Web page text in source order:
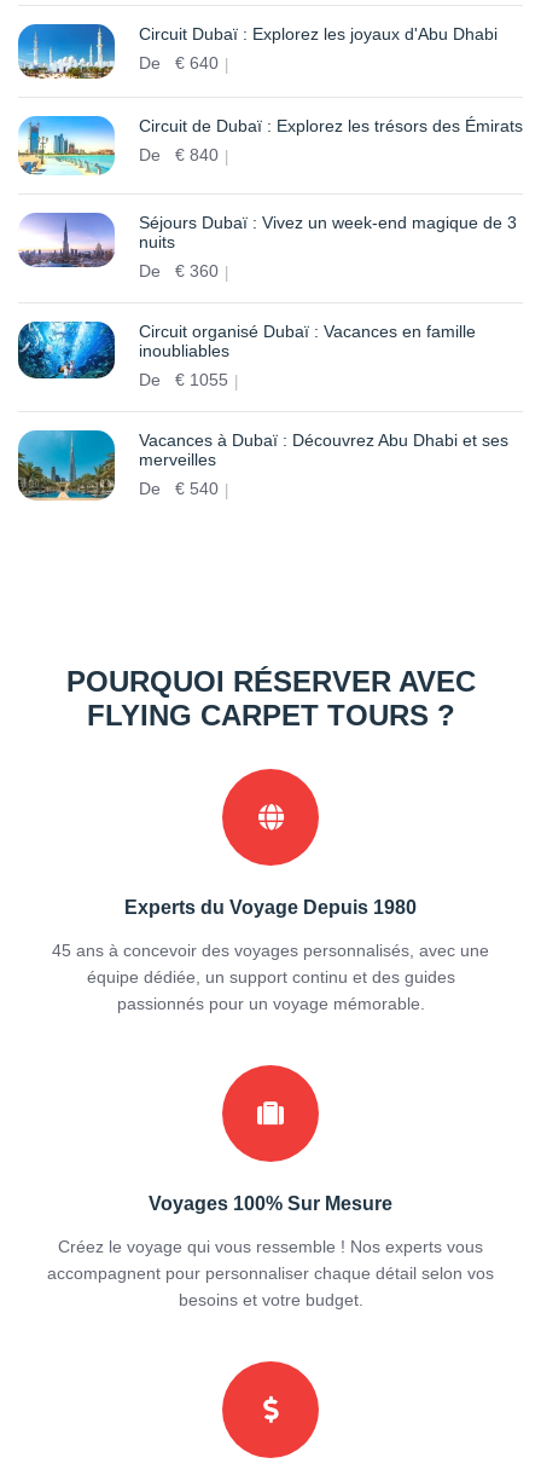
Circuit Dubaï : Explorez les joyaux d'Abu Dhabi
De
€ 640
Circuit de Dubaï : Explorez les trésors des Émirats
De
€ 840
Séjours Dubaï : Vivez un week-end magique de 3
nuits
De
€ 360
Circuit organisé Dubaï : Vacances en famille
inoubliables
De
€ 1055
Vacances à Dubaï : Découvrez Abu Dhabi et ses
merveilles
De
€ 540
POURQUOI RÉSERVER AVEC
FLYING CARPET TOURS ?
Experts du Voyage Depuis 1980
45 ans à concevoir des voyages personnalisés, avec une
équipe dédiée, un support continu et des guides
passionnés pour un voyage mémorable.
Voyages 100% Sur Mesure
Créez le voyage qui vous ressemble ! Nos experts vous
accompagnent pour personnaliser chaque détail selon vos
besoins et votre budget.